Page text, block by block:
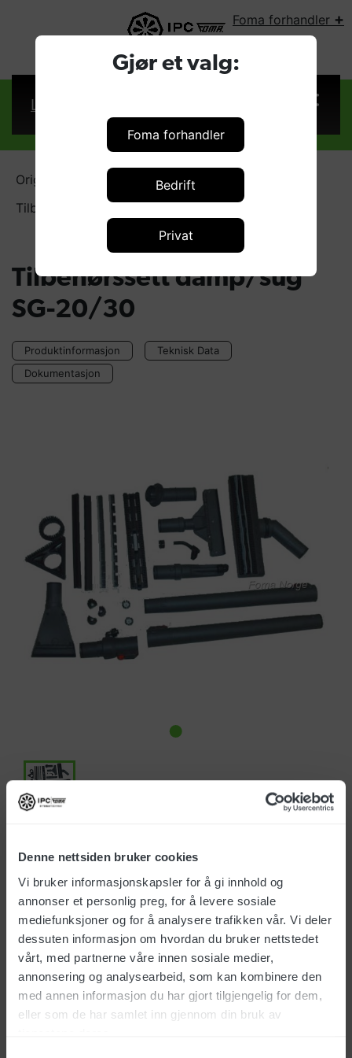
Denne nettsiden bruker cookies
Vi bruker informasjonskapsler for å gi innhold og
annonser et personlig preg, for å levere sosiale
mediefunksjoner og for å analysere trafikken vår. Vi deler
dessuten informasjon om hvordan du bruker nettstedet
vårt, med partnerne våre innen sosiale medier,
annonsering og analysearbeid, som kan kombinere den
med annen informasjon du har gjort tilgjengelig for dem,
eller som de har samlet inn gjennom din bruk av
Gjør et valg:
Foma forhandler
Bedrift
Privat
Foma forhandler +
VELG LAND:
Logg inn
Original IPC - Damprensere
Tilbehørssett damp/sug SG-20/30
Tilbehørssett damp/sug
SG-20/30
Produktinformasjon
Teknisk Data
Dokumentasjon
NOK 7 146,00
Alle priser eks. mva
Ikke på lager
Ta kontakt for mer informasjon